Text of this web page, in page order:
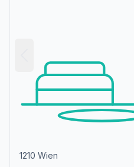
1210 Wien